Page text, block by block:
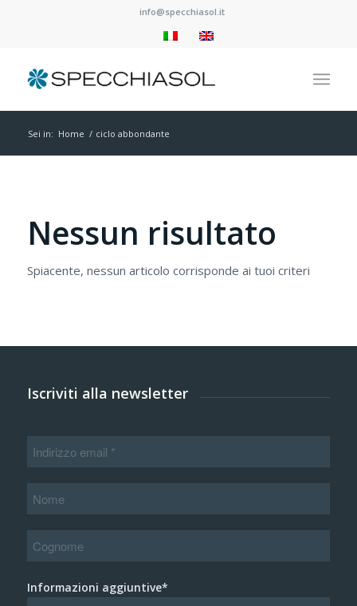
info@specchiasol.it
Sei in: Home / ciclo abbondante
Nessun risultato
Spiacente, nessun articolo corrisponde ai tuoi criteri
Iscriviti alla newsletter
Informazioni aggiuntive*